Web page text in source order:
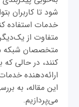
شود تا کاربران
خدمات استفاده
متفاوت از
متخصصان شبکه
کنند، در حالی که
ارائه‌دهنده
این مقاله، به
می‌پردازیم.